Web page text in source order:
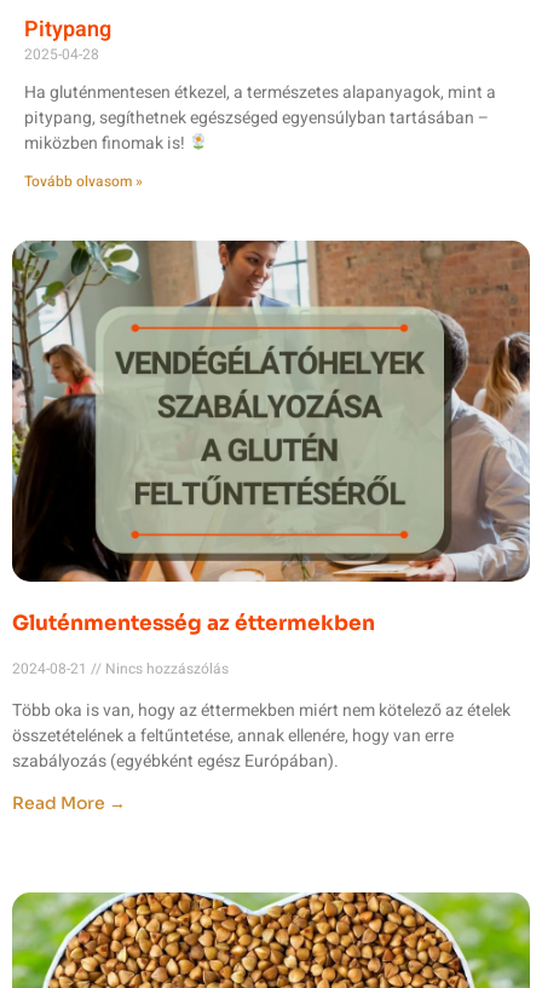
Pitypang
2025-04-28
Ha gluténmentesen étkezel, a természetes alapanyagok, mint a
pitypang, segíthetnek egészséged egyensúlyban tartásában –
miközben finomak is!
Tovább olvasom »
Gluténmentesség az éttermekben
2024-08-21 Nincs hozzászólás
Több oka is van, hogy az éttermekben miért nem kötelező az ételek
összetételének a feltűntetése, annak ellenére, hogy van erre
szabályozás (egyébként egész Európában).
Read More →